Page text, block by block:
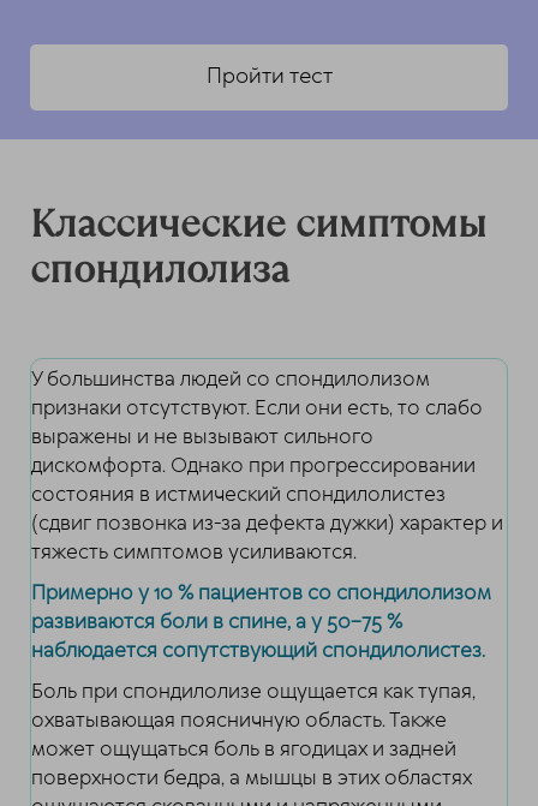
Пройти тест
Классические симптомы
спондилолиза
У большинства людей со спондилолизом
признаки отсутствуют. Если они есть, то слабо
выражены и не вызывают сильного
дискомфорта. Однако при прогрессировании
состояния в истмический спондилолистез
(сдвиг позвонка из-за дефекта дужки) характер и
тяжесть симптомов усиливаются.
Примерно у 10 % пациентов со спондилолизом
развиваются боли в спине, а у 50–75 %
наблюдается сопутствующий спондилолистез.
Боль при спондилолизе ощущается как тупая,
охватывающая поясничную область. Также
может ощущаться боль в ягодицах и задней
поверхности бедра, а мышцы в этих областях